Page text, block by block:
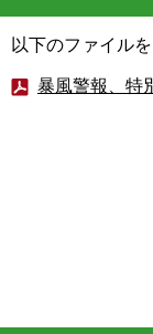
以下のファイル
暴風警報、特